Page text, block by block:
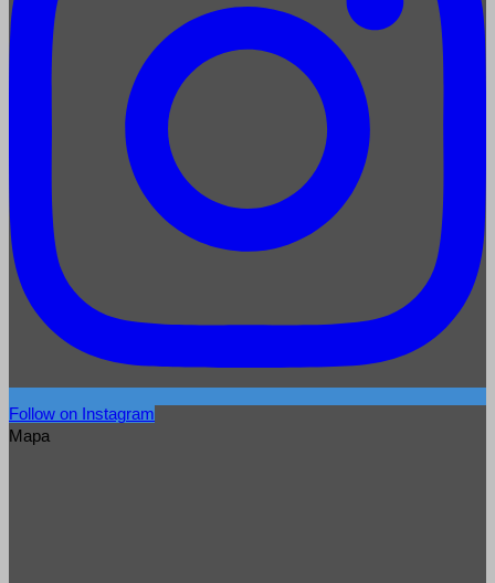
Follow on Instagram
Mapa